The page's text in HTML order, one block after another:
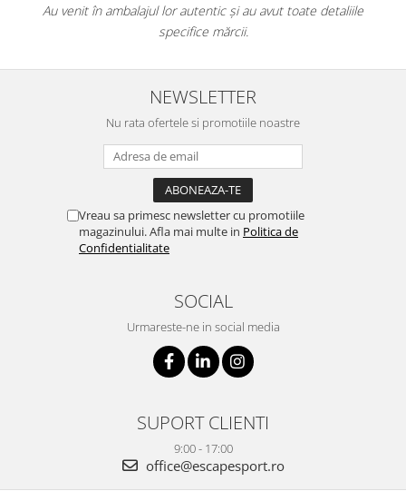
Au venit în ambalajul lor autentic și au avut toate detaliile
specifice mărcii.
NEWSLETTER
Nu rata ofertele si promotiile noastre
Vreau sa primesc newsletter cu promotiile
magazinului. Afla mai multe in Politica de
Confidentialitate
SOCIAL
Urmareste-ne in social media
SUPORT CLIENTI
9:00 - 17:00
office@escapesport.ro